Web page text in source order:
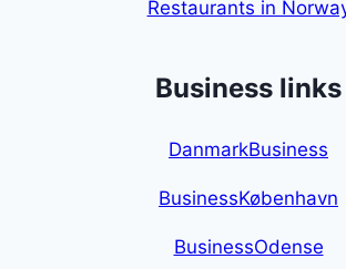
Restaurants in
Business links
DanmarkBusiness
BusinessKøbenhavn
BusinessOdense